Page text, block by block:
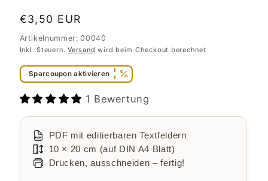
Normaler
Preis
€3,50 EUR
Artikelnummer: 00040
Inkl. Steuern.Versand wird beim Checkout berechnet
Sparcoupon aktivieren
1 Bewertung
PDF mit editierbaren Textfeldern
10 × 20 cm (auf DIN A4 Blatt)
Drucken, ausschneiden – fertig!